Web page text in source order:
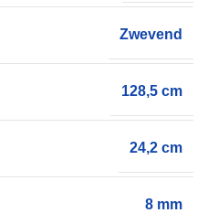
Zwevend
128,5 cm
24,2 cm
8 mm